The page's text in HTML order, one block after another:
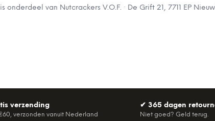
onderdeel van Nutcrackers V.O.F. · De Grift 21, 7711 EP
verzending
verzonden vanuit Nederland
✔ 365 dagen
Niet goed? Geld terug.